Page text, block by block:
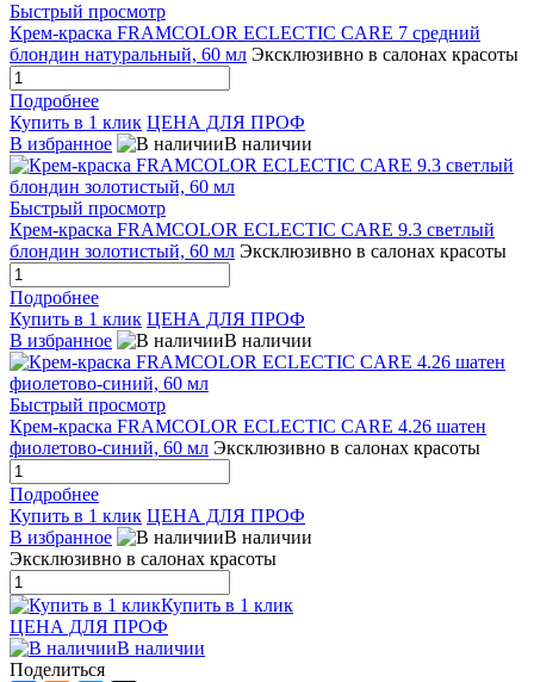
Быстрый просмотр
Крем-краска FRAMCOLOR ECLECTIC CARE 7 средний
блондин натуральный, 60 мл Эксклюзивно в салонах красоты
Подробнее
Купить в 1 клик ЦЕНА ДЛЯ ПРОФ
В избранное
В наличии
Быстрый просмотр
Крем-краска FRAMCOLOR ECLECTIC CARE 9.3 светлый
блондин золотистый, 60 мл Эксклюзивно в салонах красоты
Подробнее
Купить в 1 клик ЦЕНА ДЛЯ ПРОФ
В избранное
В наличии
Быстрый просмотр
Крем-краска FRAMCOLOR ECLECTIC CARE 4.26 шатен
фиолетово-синий, 60 мл Эксклюзивно в салонах красоты
Подробнее
Купить в 1 клик ЦЕНА ДЛЯ ПРОФ
В избранное
В наличии
Эксклюзивно в салонах красоты
Купить в 1 клик
ЦЕНА ДЛЯ ПРОФ
В наличии
Поделиться